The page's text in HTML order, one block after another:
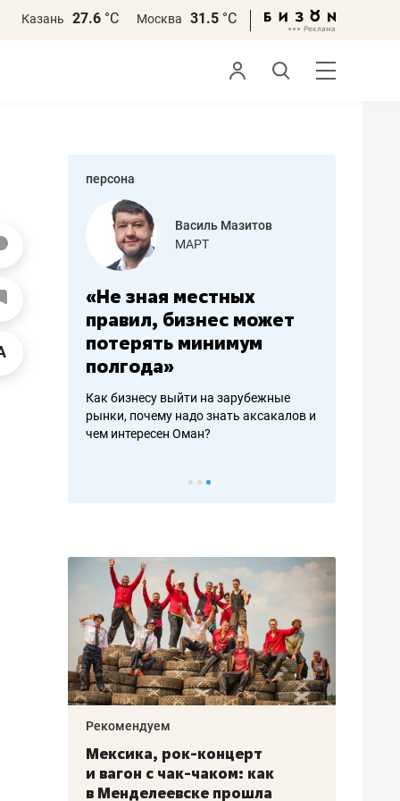
Казань 27.6 °С Москва 31.5 °С
персона
работа
Василь Мазитов
МАРТ
«Не зная местных
правил, бизнес может
потерять минимум
полгода»
Как бизнесу выйти на зарубежные
рынки, почему надо знать аксакалов и
чем интересен Оман?
Рекомендуем
Мексика, рок-концерт
и вагон с чак-чаком: как
в Менделеевске прошла